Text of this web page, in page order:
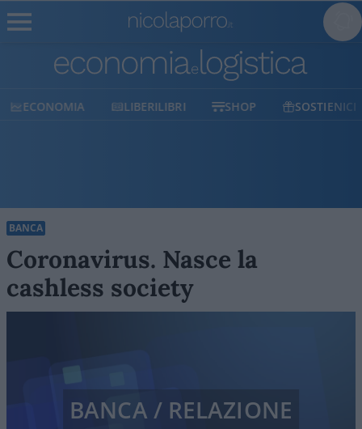
ECONOMIA LIBERILIBRI SHOP SOSTIENICI
BANCA
Coronavirus. Nasce la
cashless society
BANCA / RELAZIONE